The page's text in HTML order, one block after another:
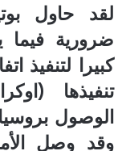
لقد حاول
ضرورية فيما
كبيرا لتنفيذ
تنفيذها
الوصول
وقد وصل